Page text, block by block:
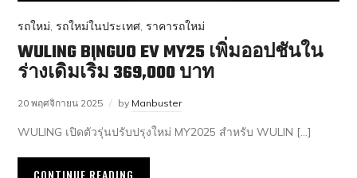
รถใหม่,รถใหม่ในประเทศ,ราคารถใหม่
WULING BINGUO EV MY25 เพิ่มออปชันใน
ร่างเดิมเริ่ม 369,000 บาท
20 พฤศจิกายน 2025 by Manbuster
WULING เปิดตัวรุ่นปรับปรุงใหม่ MY2025 สำหรับ WULIN […]